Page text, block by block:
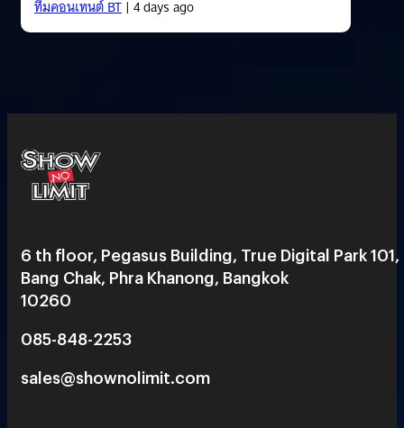
ทีมคอนเทนต์ BT| 4 days ago
6 th floor, Pegasus Building, True Digital Park 101,
Bang Chak, Phra Khanong, Bangkok
10260
085-848-2253
sales@shownolimit.com